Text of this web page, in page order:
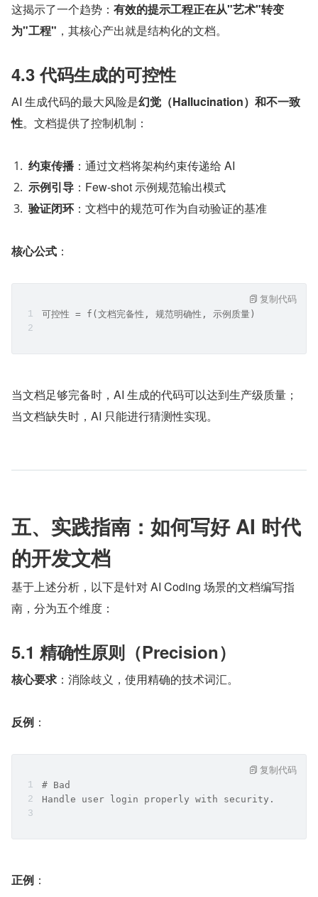
这揭示了一个趋势： 有效的提示工程正在从"艺术"转变
为"工程" ，其核心产出就是结构化的文档。
4.3 代码生成的可控性
AI 生成代码的最大风险是幻觉（Hallucination） 和不一致
性。文档提供了控制机制：
约束传播 ：通过文档将架构约束传递给 AI
示例引导 ：Few-shot 示例规范输出模式
验证闭环：文档中的规范可作为自动验证的基准
核心公式 ：
可控性 = f(文档完备性, 规范明确性, 示例质量)
复制代码
当文档足够完备时，AI 生成的代码可以达到生产级质量；
当文档缺失时，AI 只能进行猜测性实现。
五、实践指南：如何写好 AI 时代
的开发文档
基于上述分析，以下是针对 AI Coding 场景的文档编写指
南，分为五个维度：
5.1 精确性原则（Precision）
核心要求 ：消除歧义，使用精确的技术词汇。
反例 ：
# Bad
Handle user login properly with security.
复制代码
正例 ：